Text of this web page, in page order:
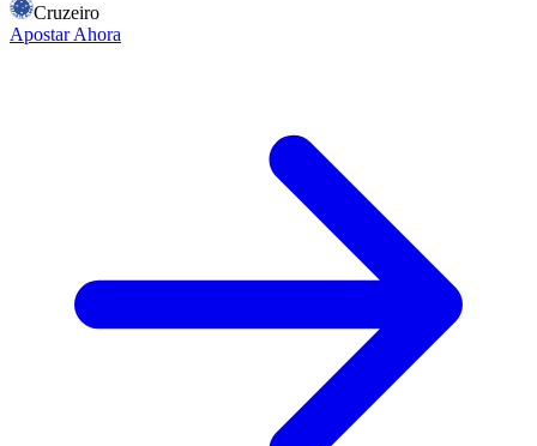
Cruzeiro
Apostar Ahora